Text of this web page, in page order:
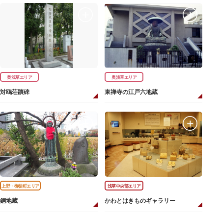
奥浅草エリア
対鴎荘蹟碑
奥浅草エリア
東禅寺の江戸六地蔵
上野・御徒町エリア
銅地蔵
浅草中央部エリア
かわとはきものギャラリー